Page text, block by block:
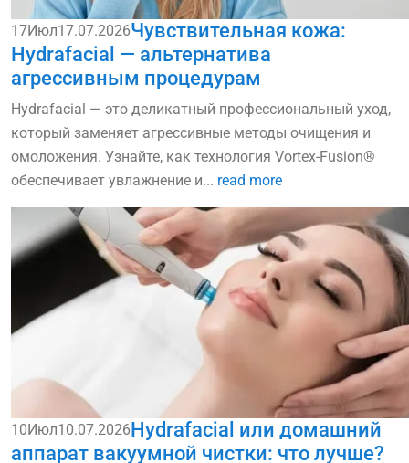
17Июл17.07.2026Чувствительная кожа:
Hydrafacial — альтернатива
агрессивным процедурам
Hydrafacial — это деликатный профессиональный уход,
который заменяет агрессивные методы очищения и
омоложения. Узнайте, как технология Vortex-Fusion®
обеспечивает увлажнение и... read more
10Июл10.07.2026Hydrafacial или домашний
аппарат вакуумной чистки: что лучше?